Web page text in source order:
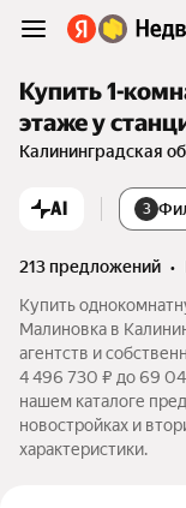
Купить 1-
этаже у
Калининградская
AI 3
213 предложений •
Купить
Малиновка в
агентств и
4 496 730 ₽ до 69
нашем каталоге
новостройках и
характеристики.